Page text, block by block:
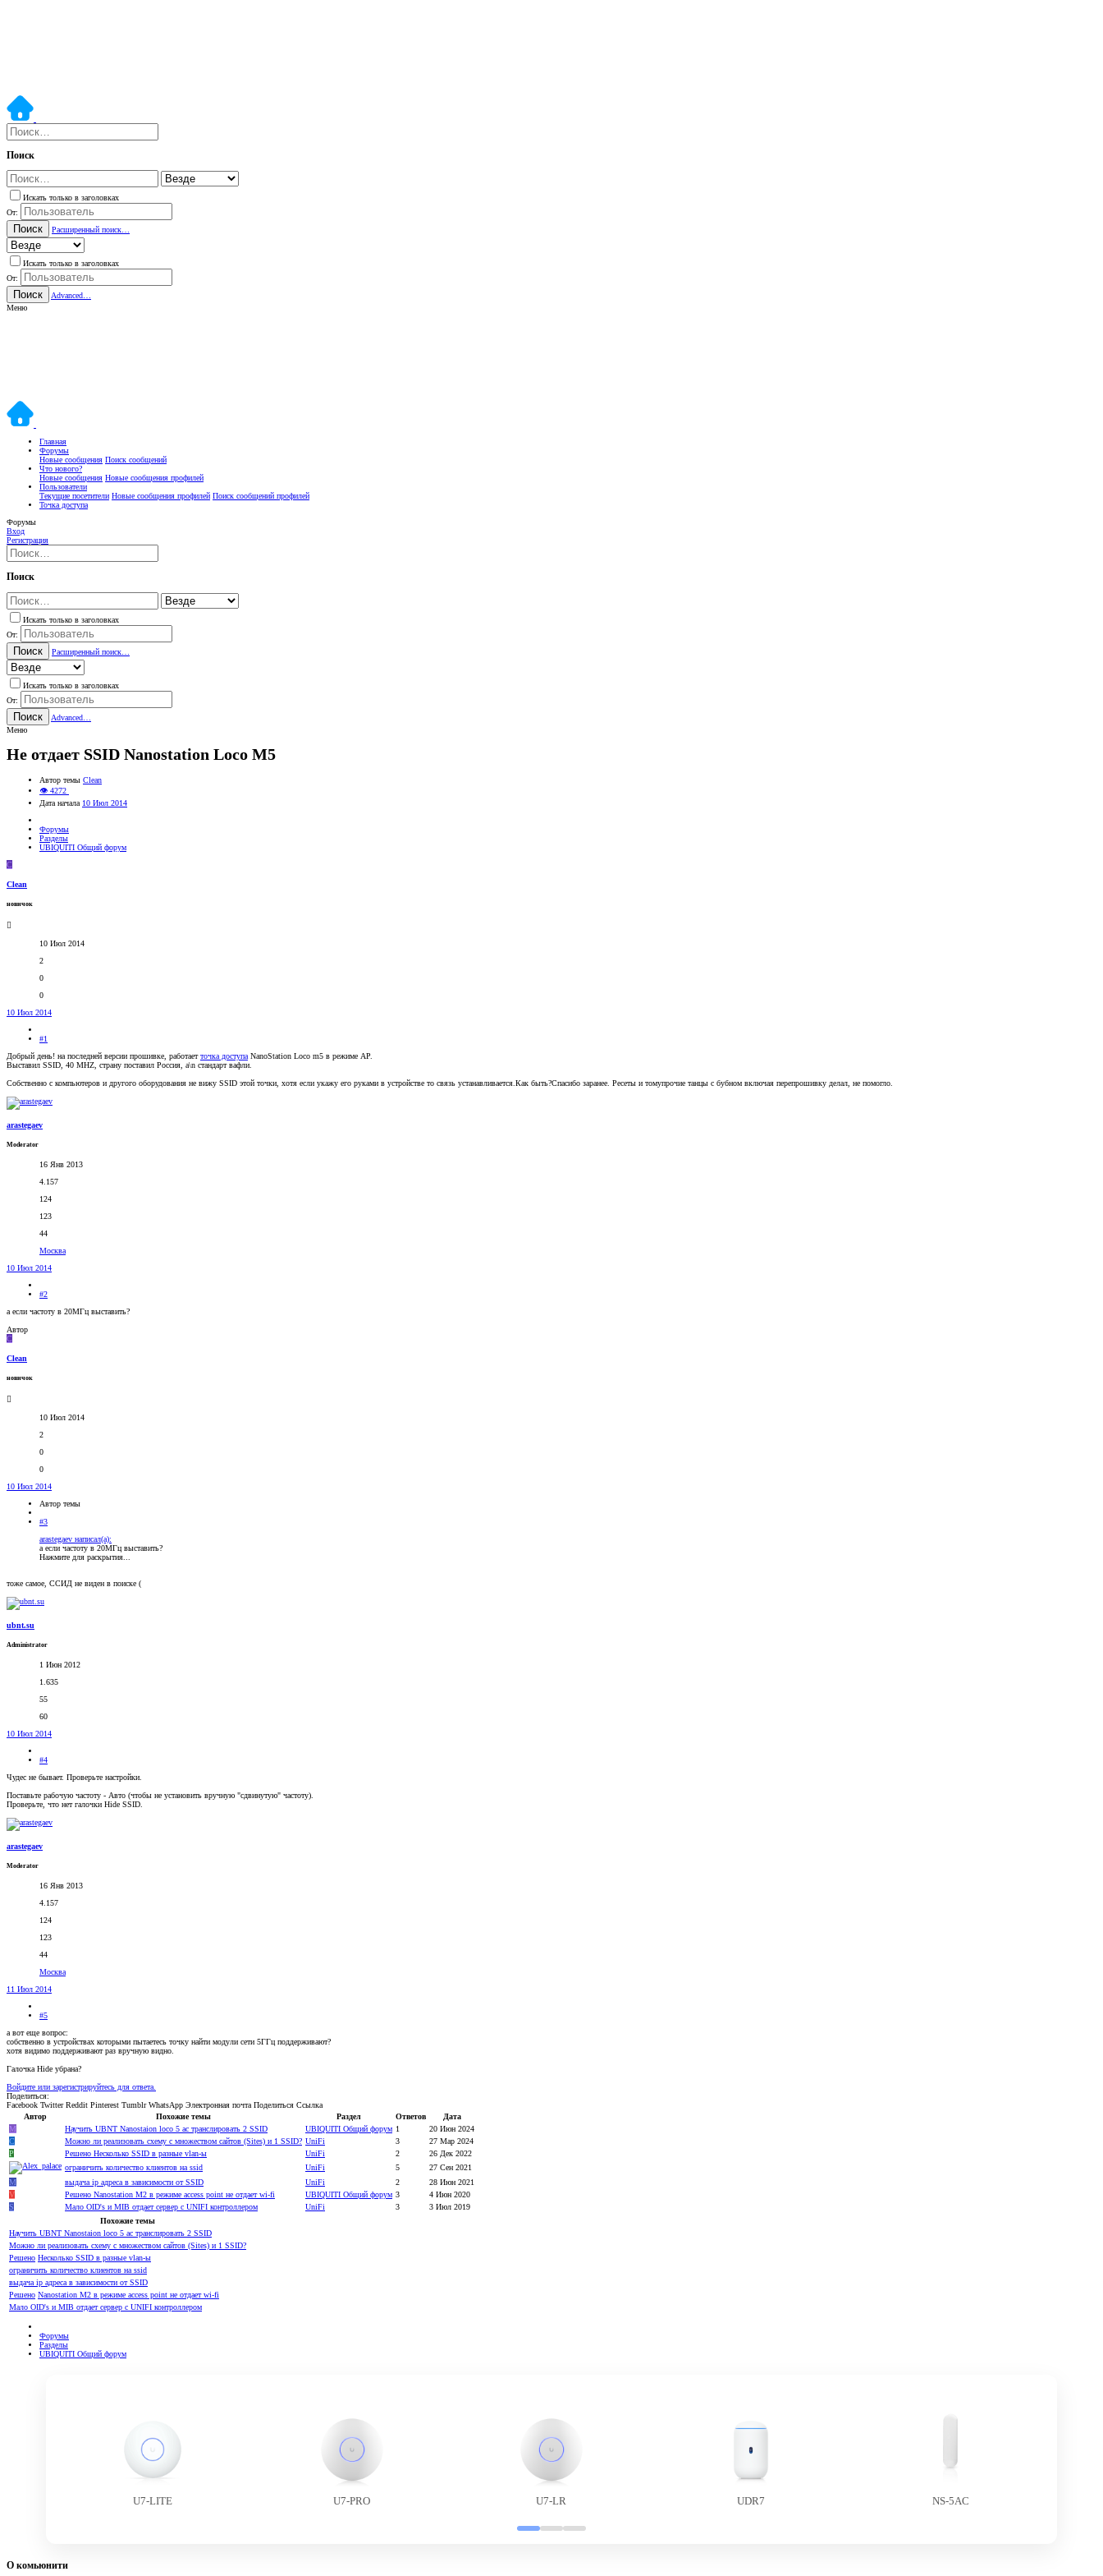
Поиск
Искать только в заголовках
От:
Поиск Расширенный поиск…
Искать только в заголовках
От:
Поиск
Advanced…
Меню
Главная
Форумы
Новые сообщения Поиск сообщений
Что нового?
Новые сообщения Новые сообщения профилей
Пользователи
Текущие посетители Новые сообщения профилей Поиск сообщений профилей
Точка доступа
Форумы
Вход
Регистрация
Поиск
Искать только в заголовках
От:
Поиск Расширенный поиск…
Искать только в заголовках
От:
Поиск
Advanced…
Меню
Не отдает SSID Nanostation Loco M5
Автор темы Clean
👁 4272
Дата начала 10 Июл 2014
Форумы
Разделы
UBIQUITI Общий форум
C
Clean
новичок
10 Июл 2014
2
0
0
10 Июл 2014
#1
Добрый день! на последней версии прошивке, работаетточка доступа NanoStation Loco m5 в режиме AP.
Выставил SSID, 40 MHZ, страну поставил Россия, a\n стандарт вафли.
Собственно с компьютеров и другого оборудования не вижу SSID этой точки, хотя если укажу его руками в устройстве то связь устанавливается.Как быть?Спасибо заранее. Ресеты и томупрочие танцы с бубном включая перепрошивку делал, не помогло.
arastegaev
Moderator
16 Янв 2013
4.157
124
123
44
Москва
10 Июл 2014
#2
а если частоту в 20МГц выставить?
Автор
C
Clean
новичок
10 Июл 2014
2
0
0
10 Июл 2014
Автор темы
#3
arastegaev написал(а):
а если частоту в 20МГц выставить?
Нажмите для раскрытия...
тоже самое, ССИД не виден в поиске (
ubnt.su
Administrator
1 Июн 2012
1.635
55
60
10 Июл 2014
#4
Чудес не бывает. Проверьте настройки.
Поставьте рабочую частоту - Авто (чтобы не установить вручную "сдвинутую" частоту).
Проверьте, что нет галочки Hide SSID.
arastegaev
Moderator
16 Янв 2013
4.157
124
123
44
Москва
11 Июл 2014
#5
а вот еще вопрос:
собственно в устройствах которыми пытаетесь точку найти модули сети 5ГГц поддерживают?
хотя видимо поддерживают раз вручную видно.
Галочка Hide убрана?
Войдите или зарегистрируйтесь для ответа.
Поделиться:
Facebook Twitter Reddit Pinterest Tumblr WhatsApp Электронная почта Поделиться Ссылка
Автор
Похожие темы Раздел Ответов
Дата
M
Научить UBNT Nanostaion loco 5 ac транслировать 2 SSID UBIQUITI Общий форум 1
20 Июн 2024
C
Можно ли реализовать схему с множеством сайтов (Sites) и 1 SSID? UniFi 3
27 Мар 2024
P
Решено Несколько SSID в разные vlan-ы UniFi 2
26 Дек 2022
ограничить количество клиентов на ssid
UniFi 5
27 Сен 2021
M
выдача ip адреса в зависимости от SSID UniFi 2
28 Июн 2021
V
Решено Nanostation M2 в режиме access point не отдает wi-fi UBIQUITI Общий форум 3
4 Июн 2020
S
Мало OID's и MIB отдает сервер с UNIFI контроллером UniFi 3
3 Июл 2019
Похожие темы
Научить UBNT Nanostaion loco 5 ac транслировать 2 SSID
Можно ли реализовать схему с множеством сайтов (Sites) и 1 SSID?
Решено Несколько SSID в разные vlan-ы
ограничить количество клиентов на ssid
выдача ip адреса в зависимости от SSID
Решено Nanostation M2 в режиме access point не отдает wi-fi
Мало OID's и MIB отдает сервер с UNIFI контроллером
Форумы
Разделы
UBIQUITI Общий форум
U7-LITE U7-PRO U7-LR UDR7 NS-5AC
О комьюнити